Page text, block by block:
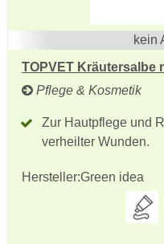
kein
TOPVET Kräutersalbe
Pflege & Kosmetik
Zur Hautpflege und
verheilter Wunden.
Hersteller:Green idea